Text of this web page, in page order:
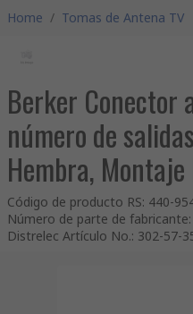
Home / Tomas de Antena TV
Berker Conector
número de
Hembra, Montaje
Código de producto RS: 440-
Número de parte de fabricante:
Distrelec Artículo No.: 302-57-